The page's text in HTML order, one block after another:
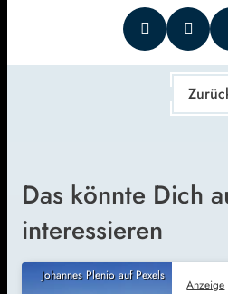
Das könnte Dich
interessieren
Johannes Plenio auf Pexels
Anzeige